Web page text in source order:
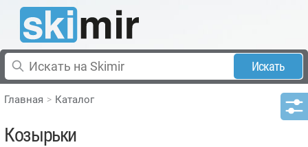
Искать
Главная Каталог
Козырьки